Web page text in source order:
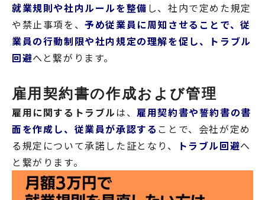
就業規則や社内ルールを整備 し、社内で定めた規定
や禁止事項を、予め従業員に周知させることで、従
業員の行動制限や社内規定の理解を促し、トラブル
回避へと繋がります。
雇用契約書の作成および管理
雇用に関するトラブルは、雇用契約書や誓約書の書
面を作成し、従業員が承認する ことで、会社が定め
る規定について承諾した証となり、
トラブル回避へ
と繋がります。